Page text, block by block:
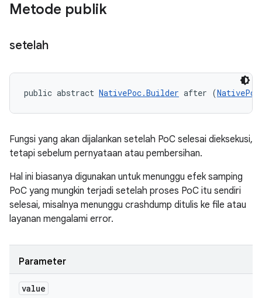
Metode publik
setelah
public abstract NativePoc.Builder after (
Fungsi yang akan dijalankan setelah PoC selesai dieksekusi,
tetapi sebelum pernyataan atau pembersihan.
Hal ini biasanya digunakan untuk menunggu efek samping
PoC yang mungkin terjadi setelah proses PoC itu sendiri
selesai, misalnya menunggu crashdump ditulis ke file atau
layanan mengalami error.
Parameter
value